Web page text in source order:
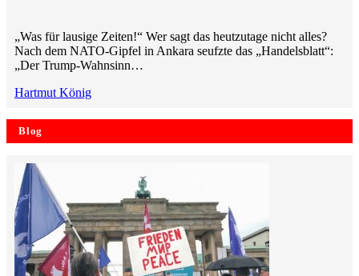
„Was für lausige Zeiten!“ Wer sagt das heutzutage nicht alles?
Nach dem NATO-Gipfel in Ankara seufzte das „Handelsblatt“:
„Der Trump-Wahnsinn…
Hartmut König
Blog